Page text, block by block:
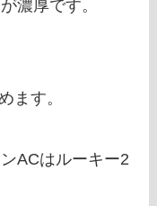
濃厚です。
ます。
ACはルーキー2